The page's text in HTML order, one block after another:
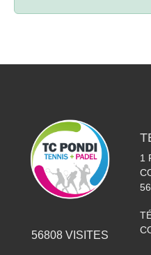
56808VISITES
1